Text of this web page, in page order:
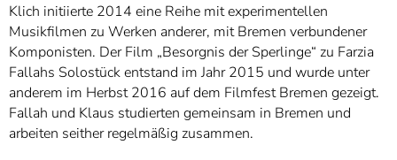
Klich initiierte 2014 eine Reihe mit experimentellen
Musikfilmen zu Werken anderer, mit Bremen verbundener
Komponisten. Der Film „Besorgnis der Sperlinge“ zu Farzia
Fallahs Solostück entstand im Jahr 2015 und wurde unter
anderem im Herbst 2016 auf dem Filmfest Bremen gezeigt.
Fallah und Klaus studierten gemeinsam in Bremen und
arbeiten seither regelmäßig zusammen.